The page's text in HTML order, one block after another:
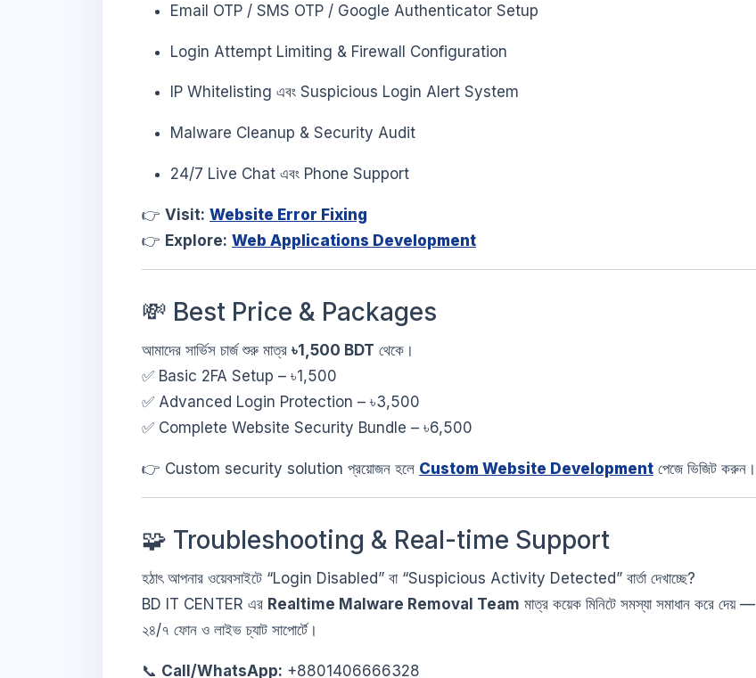
Email OTP / SMS OTP / Google Authenticator Setup
Login Attempt Limiting & Firewall Configuration
IP Whitelisting এবং Suspicious Login Alert System
Malware Cleanup & Security Audit
24/7 Live Chat এবং Phone Support
👉 Visit: Website Error Fixing
👉 Explore: Web Applications Development
💸 Best Price & Packages
আমাদের সার্ভিস চার্জ শুরু মাত্র ৳1,500 BDT থেকে।
✅ Basic 2FA Setup – ৳1,500
✅ Advanced Login Protection – ৳3,500
✅ Complete Website Security Bundle – ৳6,500
👉 Custom security solution প্রয়োজন হলে Custom Website Development পেজে ভিজিট করুন।
🧩 Troubleshooting & Real-time Support
হঠাৎ আপনার ওয়েবসাইটে “Login Disabled” বা “Suspicious Activity Detected” বার্তা দেখাচ্ছে?
BD IT CENTER এর Realtime Malware Removal Team মাত্র কয়েক মিনিটে সমস্যা সমাধান করে দেয় —
২৪/৭ ফোন ও লাইভ চ্যাট সাপোর্টে।
📞 Call/WhatsApp: +8801406666328